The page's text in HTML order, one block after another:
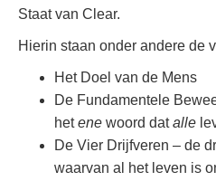
Staat van Clear.
Hierin staan onder andere de
Het Doel van de Mens
De Fundamentele
hetene woord datalle
De Vier Drijfveren – de
waarvan al het leven is